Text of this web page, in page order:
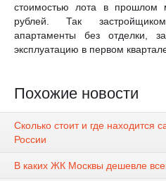
стоимостью лота в
рублей. Так
апартаменты без отделки,
эксплуатацию в первом
Похожие новости
Сколько стоит и где находится
России
В каких ЖК Москвы дешевле